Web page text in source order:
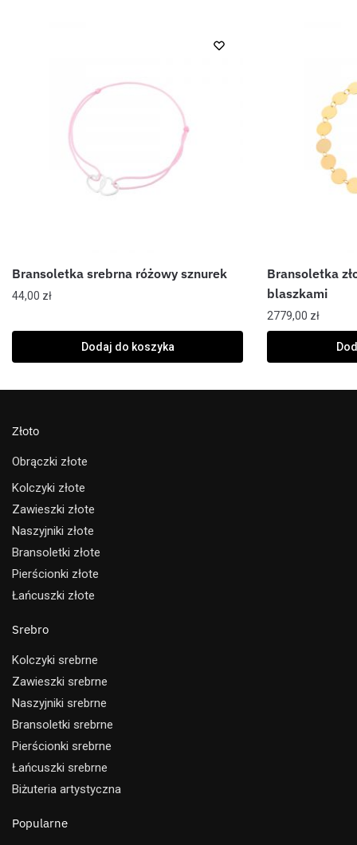
Bransoletka srebrna różowy sznurek
44,00 zł
Dodaj do koszyka
Bransoletka
blaszkami
2779,00 zł
Złoto
Obrączki złote
Kolczyki złote
Zawieszki złote
Naszyjniki złote
Bransoletki złote
Pierścionki złote
Łańcuszki złote
Srebro
Kolczyki srebrne
Zawieszki srebrne
Naszyjniki srebrne
Bransoletki srebrne
Pierścionki srebrne
Łańcuszki srebrne
Biżuteria artystyczna
Popularne